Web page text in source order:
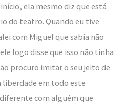
ela mesmo diz que está
do teatro. Quando eu tive
com Miguel que sabia não
logo disse que isso não tinha
procuro imitar o seu jeito de
liberdade em todo este
com alguém que